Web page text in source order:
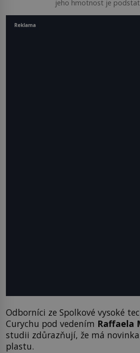
jeho hmotnost je
Odborníci ze Spolkové vysoké
Curychu pod vedením Raffaela
studii zdůrazňují, že má
plastu.
Reklama